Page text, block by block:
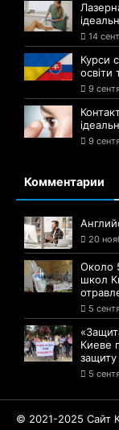
14
Курси
9
9
Комментарии
20
Около
школ
5
Киеве
5
© 2021-2025 Сайт